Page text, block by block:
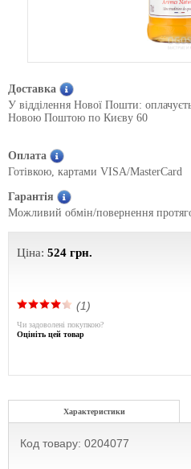
Доставка
У відділення Нової Пошти:
Новою Поштою по Києву 60
Оплата
Готівкою, картами VISA/MasterCard
Гарантія
Можливий обмін/повернення
Ціна: 524 грн.
(1)
Чи задоволені покупкою?
Оцініть цей товар
Характеристики
Код товару: 0204077